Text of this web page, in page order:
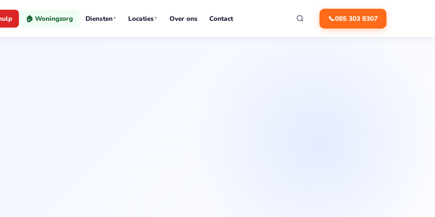
🏠 Woningzorg Diensten▼ Locaties▼ Over ons Contact 📞085 303 8307